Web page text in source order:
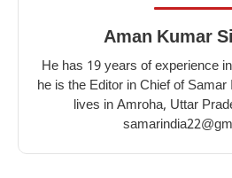
Aman Kumar
He has 19 years of experience
he is the Editor in Chief of
lives in Amroha, Uttar